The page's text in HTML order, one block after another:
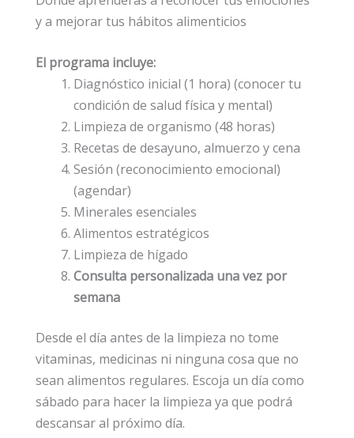
y a mejorar tus hábitos alimenticios
El programa incluye:
Diagnóstico inicial (1 hora) (conocer tu
condición de salud física y mental)
Limpieza de organismo (48 horas)
Recetas de desayuno, almuerzo y cena
Sesión (reconocimiento emocional)
(agendar)
Minerales esenciales
Alimentos estratégicos
Limpieza de hígado
Consulta personalizada una vez por
semana
Desde el día antes de la limpieza no tome
vitaminas, medicinas ni ninguna cosa que no
sean alimentos regulares. Escoja un día como
sábado para hacer la limpieza ya que podrá
descansar al próximo día.